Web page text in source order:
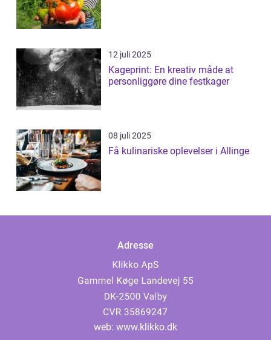
12 juli 2025
Kageprint: En kreativ måde at
personliggøre dine festkager
08 juli 2025
Få kulinariske oplevelser i Allinge
Adresse
web: www.klikko.dk